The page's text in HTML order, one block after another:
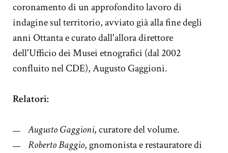
coronamento di un approfondito lavoro di
indagine sul territorio, avviato già alla fine degli
anni Ottanta e curato dall'allora direttore
dell'Ufficio dei Musei etnografici (dal 2002
confluito nel CDE), Augusto Gaggioni.
Relatori:
Augusto Gaggioni, curatore del volume.
Roberto Baggio, gnomonista e restauratore di